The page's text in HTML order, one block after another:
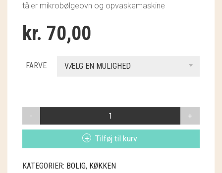
GRY & SIF
HAMMERSHUS FAIRTRADE
KINTOBE
tåler mikrobølgeovn og opvaskemaskine
kr. 70,00
FARVE VÆLG EN MULIGHED
ANTAL
Tilføj til kurv
KATEGORIER: BOLIG, KØKKEN